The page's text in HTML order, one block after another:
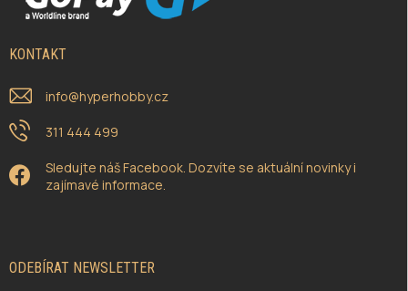
KONTAKT
info@hyperhobby.cz
311 444 499
Sledujte náš Facebook. Dozvíte se aktuální novinky i
zajímavé informace.
ODEBÍRAT NEWSLETTER